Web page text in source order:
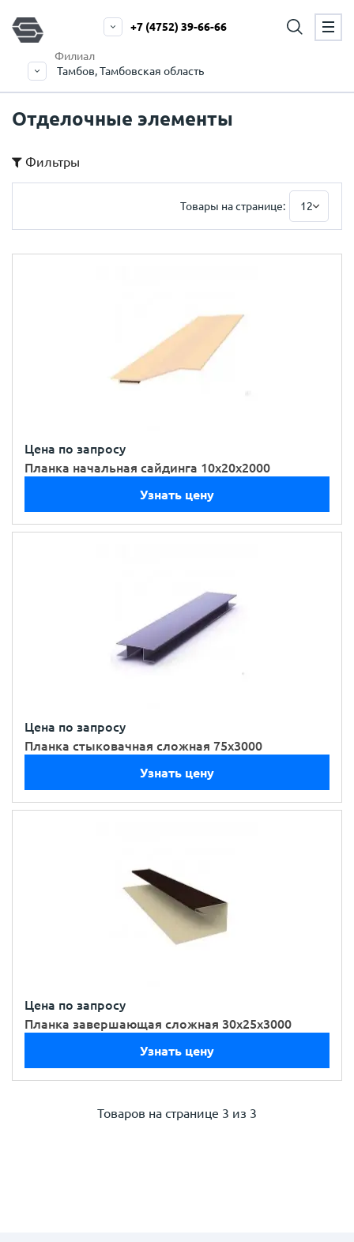
Филиал
Тамбов, Тамбовская область
+7 (4752) 39-66-66
Отделочные элементы
Фильтры
Товары на странице: 12
Цена по запросу
Планка начальная сайдинга 10х20х2000
Узнать цену
Цена по запросу
Планка стыковачная сложная 75х3000
Узнать цену
Цена по запросу
Планка завершающая сложная 30х25х3000
Узнать цену
Товаров на странице 3 из 3